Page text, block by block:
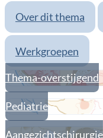
Over dit thema
Werkgroepen
Thema-overstijgend
Pediatrie
Aangezichtschirurgie